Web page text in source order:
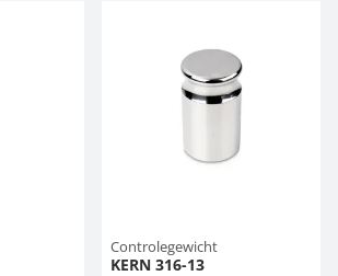
Controlegewicht
KERN 316-13